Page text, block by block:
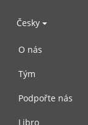
Česky
O nás
Tým
Podpořte nás
Libro